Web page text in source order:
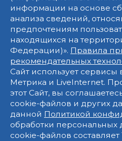
информации на основе
анализа сведений,
предпочтениям
находящихся на
Федерации)». Правила
рекомендательных
Сайт использует
Метрика и LiveInternet.
этот Сайт, вы
cookie-файлов и других
данной Политикой
обработки
cookie-файлов составляет